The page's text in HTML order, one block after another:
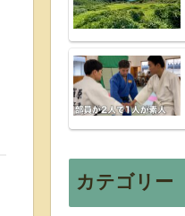
カテゴリー